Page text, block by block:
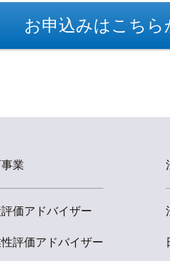
お申込みはこちら
業
価アドバイザー
評価アドバイザー